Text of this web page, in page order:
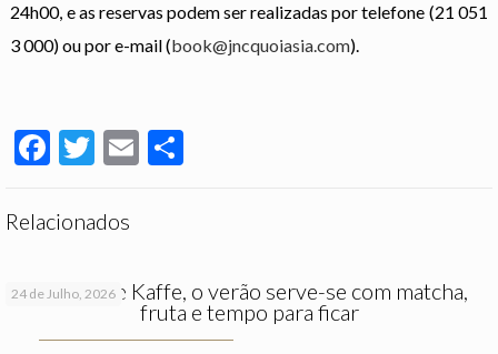
24h00, e as reservas podem ser realizadas por telefone (21 051
3 000) ou por e-mail (book@jncquoiasia.com).
Facebook
Twitter
Email
Relacionados
24 de Julho, 2026
No Hygge Kaffe, o verão serve-se com matcha,
fruta e tempo para ficar